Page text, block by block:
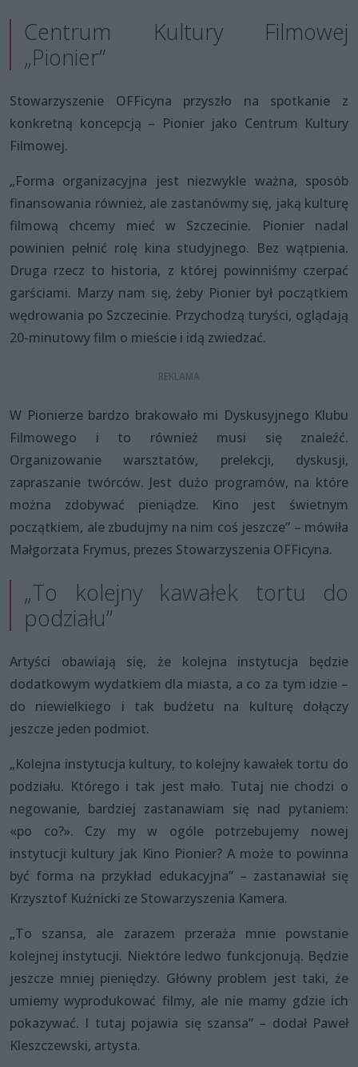
Centrum Kultury Filmowej
„Pionier”
Stowarzyszenie OFFicyna przyszło na spotkanie z
konkretną koncepcją – Pionier jako Centrum Kultury
Filmowej.
„Forma organizacyjna jest niezwykle ważna, sposób
finansowania również, ale zastanówmy się, jaką kulturę
filmową chcemy mieć w Szczecinie. Pionier nadal
powinien pełnić rolę kina studyjnego. Bez wątpienia.
Druga rzecz to historia, z której powinniśmy czerpać
garściami. Marzy nam się, żeby Pionier był początkiem
wędrowania po Szczecinie. Przychodzą turyści, oglądają
20-minutowy film o mieście i idą zwiedzać.
W Pionierze bardzo brakowało mi Dyskusyjnego Klubu
Filmowego i to również musi się znaleźć.
Organizowanie warsztatów, prelekcji, dyskusji,
zapraszanie twórców. Jest dużo programów, na które
można zdobywać pieniądze. Kino jest świetnym
początkiem, ale zbudujmy na nim coś jeszcze” – mówiła
Małgorzata Frymus, prezes Stowarzyszenia OFFicyna.
„To kolejny kawałek tortu do
podziału”
Artyści obawiają się, że kolejna instytucja będzie
dodatkowym wydatkiem dla miasta, a co za tym idzie –
do niewielkiego i tak budżetu na kulturę dołączy
jeszcze jeden podmiot.
„Kolejna instytucja kultury, to kolejny kawałek tortu do
podziału. Którego i tak jest mało. Tutaj nie chodzi o
negowanie, bardziej zastanawiam się nad pytaniem:
«po co?». Czy my w ogóle potrzebujemy nowej
instytucji kultury jak Kino Pionier? A może to powinna
być forma na przykład edukacyjna” – zastanawiał się
Krzysztof Kuźnicki ze Stowarzyszenia Kamera.
„To szansa, ale zarazem przeraża mnie powstanie
kolejnej instytucji. Niektóre ledwo funkcjonują. Będzie
jeszcze mniej pieniędzy. Główny problem jest taki, że
umiemy wyprodukować filmy, ale nie mamy gdzie ich
pokazywać. I tutaj pojawia się szansa” – dodał Paweł
Kleszczewski, artysta.